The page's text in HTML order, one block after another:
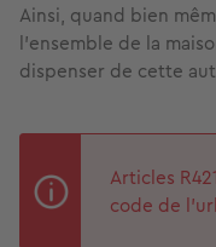
Ainsi, quand bien
l’ensemble de la
dispenser de cette
Articles
code de